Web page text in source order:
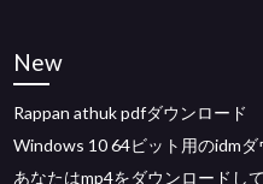
New
Rappan athuk pdfダウンロード
Windows 10 64ビット用のidmダ
あなたはmp4をダウンロードし